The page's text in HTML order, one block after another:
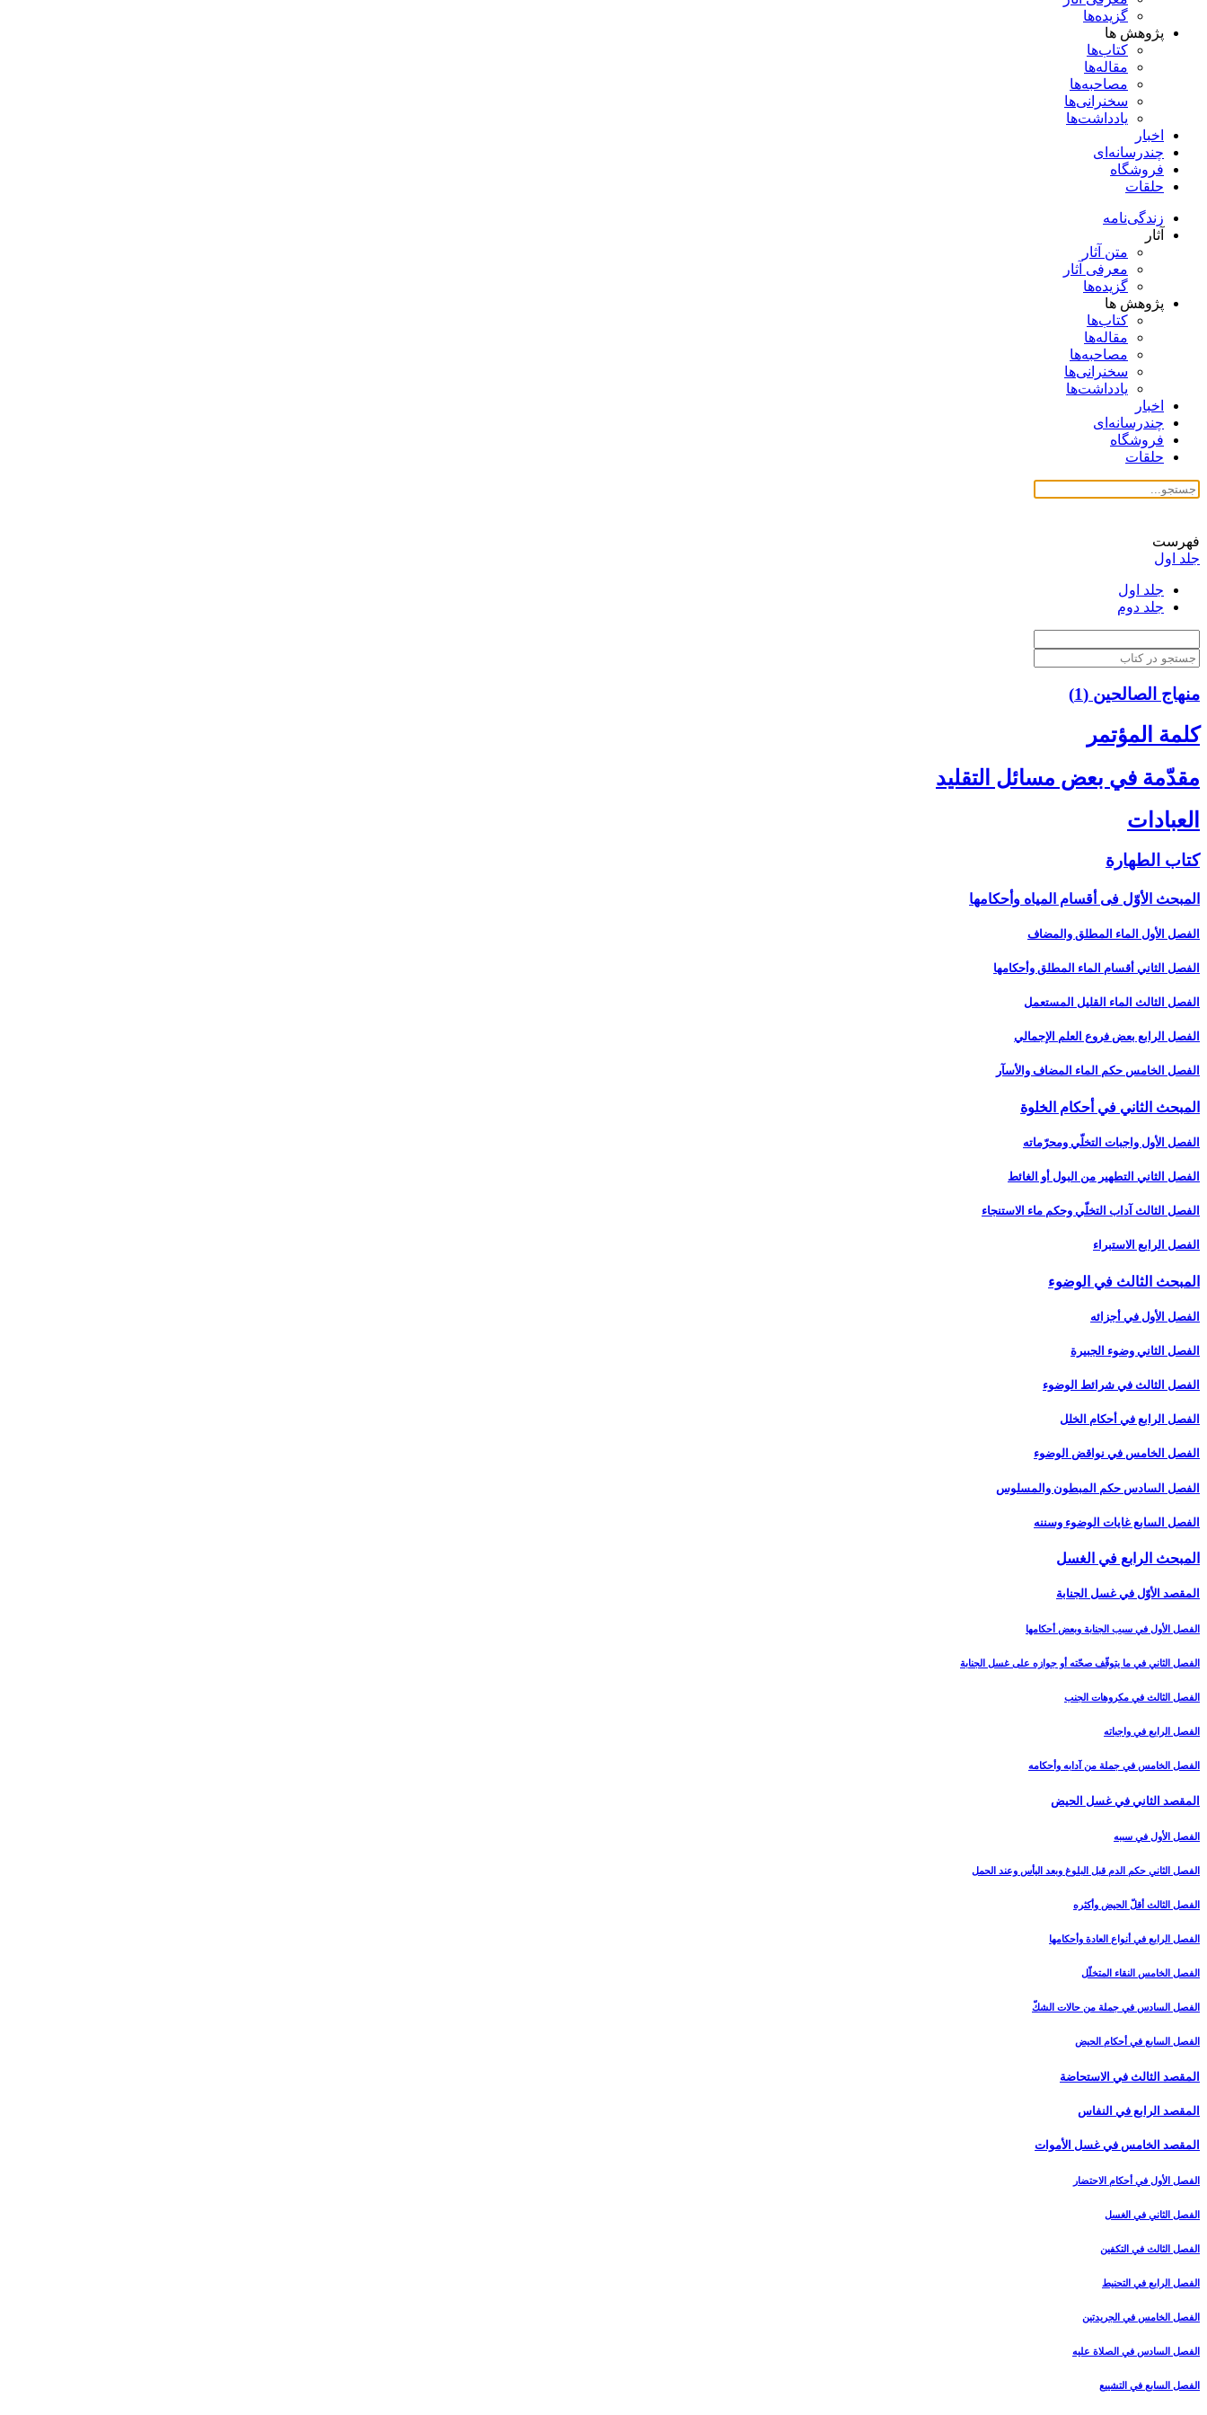
گزیده‌ها
پژوهش ها
کتاب‌ها
مقاله‌ها
مصاحبه‌ها
سخنرانی‌ها
یادداشت‌ها
اخبار
چندرسانه‌ای
فروشگاه
حلقات
زندگی‌نامه
آثار
متن آثار
معرفی آثار
گزیده‌ها
پژوهش ها
کتاب‌ها
مقاله‌ها
مصاحبه‌ها
سخنرانی‌ها
یادداشت‌ها
اخبار
چندرسانه‌ای
فروشگاه
حلقات
فهرست
جلد اول
جلد اول
جلد دوم
منهاج الصالحین (1)
كلمة المؤتمر
مقدّمة في بعض مسائل التقليد
العبادات‏
كتاب الطهارة
المبحث الأوّل فى أقسام المياه وأحكامها
الفصل الأول الماء المطلق والمضاف‏
الفصل الثاني أقسام الماء المطلق وأحكامها
الفصل الثالث الماء القليل المستعمل‏
الفصل الرابع بعض فروع العلم الإجمالي‏
الفصل الخامس حكم الماء المضاف والأسآر
المبحث الثاني في أحكام الخلوة
الفصل الأول واجبات التخلّي ومحرّماته‏
الفصل الثاني التطهير من البول أو الغائط
الفصل الثالث آداب التخلّي وحكم ماء الاستنجاء
الفصل الرابع الاستبراء
المبحث الثالث في الوضوء
الفصل الأول في أجزائه‏
الفصل الثاني وضوء الجبيرة
الفصل الثالث في شرائط الوضوء
الفصل الرابع في أحكام الخلل
الفصل الخامس في نواقض الوضوء
الفصل السادس حكم المبطون والمسلوس‏
الفصل السابع غايات الوضوء وسننه‏
المبحث الرابع في الغسل‏
المقصد الأوّل في غسل الجنابة
الفصل الأول في سبب الجنابة وبعض أحكامها
الفصل الثاني في ما يتوقّف صحّته أو جوازه على غسل الجنابة
الفصل الثالث في مكروهات الجنب‏
الفصل الرابع في واجباته
الفصل الخامس في جملة من آدابه وأحكامه‏
المقصد الثاني في غسل الحيض‏
الفصل الأول في سببه
الفصل الثاني حكم الدم قبل البلوغ وبعد اليأس وعند الحمل‏
الفصل الثالث أقلّ الحيض وأكثره‏
الفصل الرابع في أنواع العادة وأحكامها
الفصل الخامس النقاء المتخلّل‏
الفصل السادس في جملة من حالات الشكّ‏
الفصل السابع في أحكام الحيض
المقصد الثالث في الاستحاضة
المقصد الرابع في النفاس‏
المقصد الخامس في غسل الأموات‏
الفصل الأول في أحكام الاحتضار
الفصل الثاني في الغسل
الفصل الثالث في التكفين
الفصل الرابع‏ في التحنيط
الفصل الخامس في الجريدتين
الفصل السادس في الصلاة عليه
الفصل السابع في التشييع